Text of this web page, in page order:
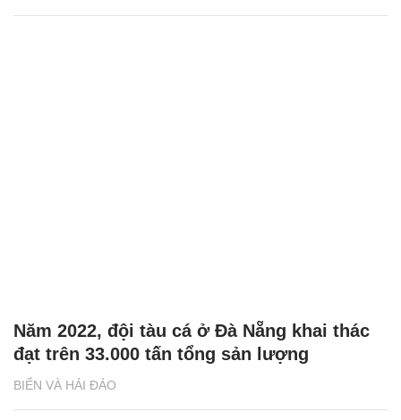
BIỂN VÀ HẢI ĐẢO
Năm 2022, đội tàu cá ở Đà Nẵng khai thác
đạt trên 33.000 tấn tổng sản lượng